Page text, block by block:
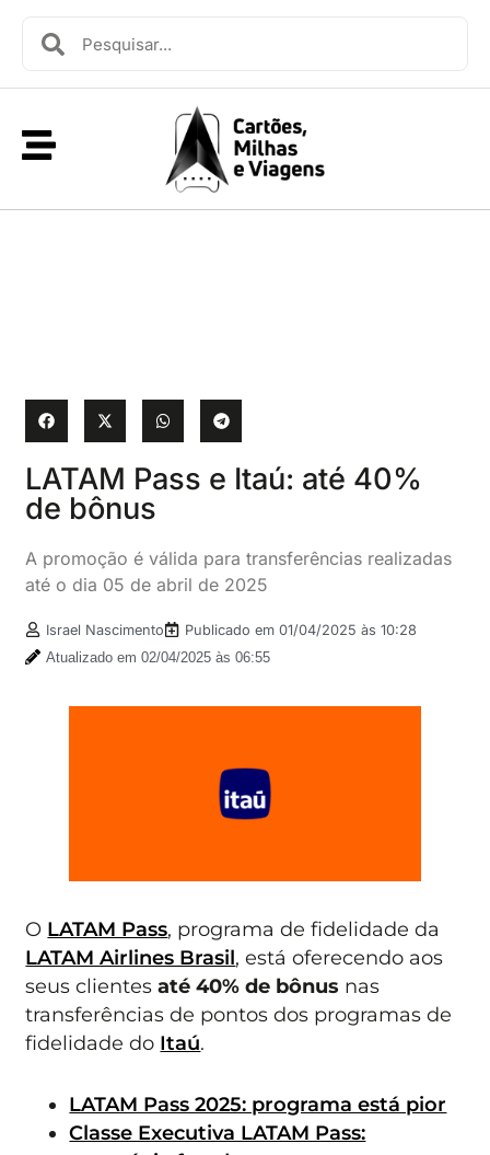
LATAM Pass e Itaú: até 40%
de bônus
A promoção é válida para transferências realizadas
até o dia 05 de abril de 2025
Israel Nascimento Publicado em01/04/2025 às 10:28
Atualizado em 02/04/2025 às 06:55
O LATAM Pass, programa de fidelidade da
LATAM Airlines Brasil, está oferecendo aos
seus clientesaté 40% de bônus nas
transferências de pontos dos programas de
fidelidade do Itaú.
LATAM Pass 2025: programa está pior
Classe Executiva LATAM Pass: